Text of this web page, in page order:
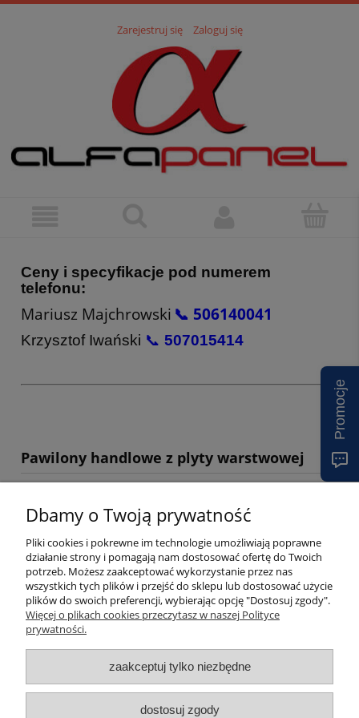
Zarejestruj się Zaloguj się
Ceny i specyfikacje pod numerem
telefonu:
Mariusz Majchrowski 📞 506140041
Krzysztof Iwański 📞 507015414
Pawilony handlowe z plyty warstwowej
Hala Stalowa z płyty warstwowej poliuretanowej z pianki PIR 180
m2
230 660,00 zł
(netto: 187 528,46 zł
do koszyka
Dbamy o Twoją prywatność
Pliki cookies i pokrewne im technologie umożliwiają poprawne
działanie strony i pomagają nam dostosować ofertę do Twoich
potrzeb. Możesz zaakceptować wykorzystanie przez nas
wszystkich tych plików i przejść do sklepu lub dostosować użycie
plików do swoich preferencji, wybierając opcję "Dostosuj zgody".
Więcej o plikach cookies przeczytasz w naszej Polityce
prywatności.
zaakceptuj tylko niezbędne
dostosuj zgody
Promocje